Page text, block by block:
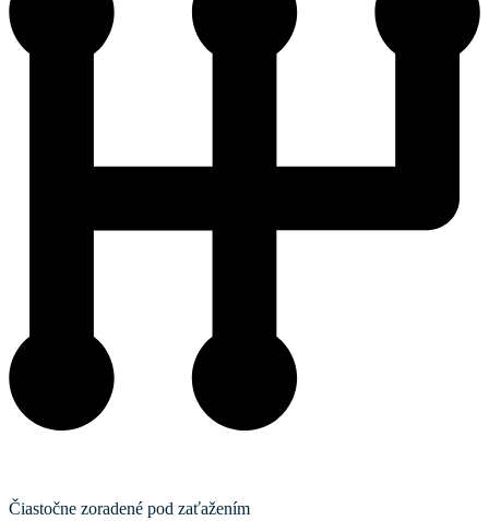
Čiastočne zoradené pod zaťažením